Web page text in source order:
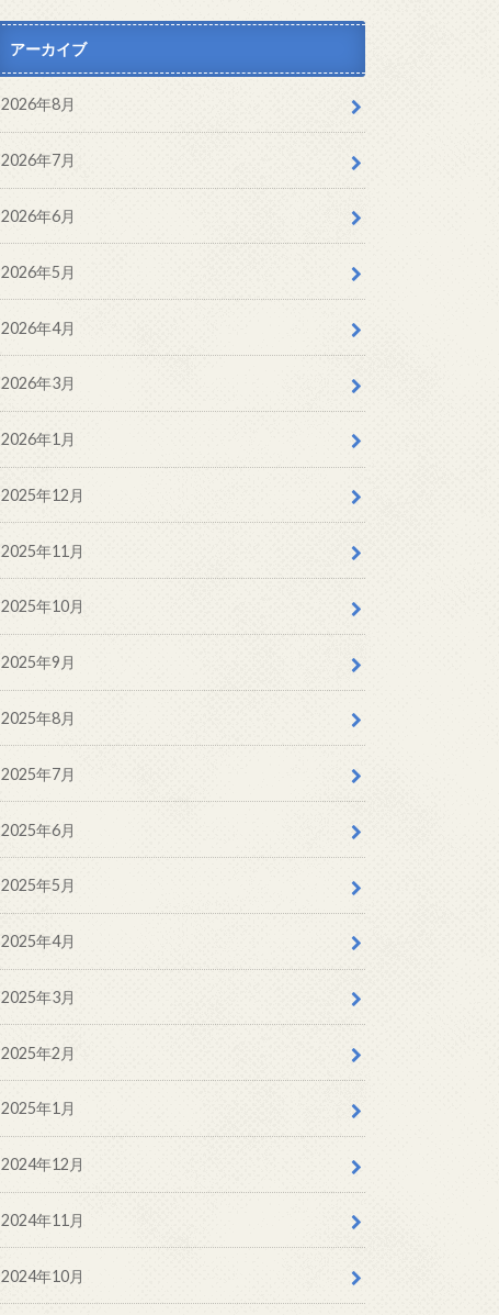
アーカイブ
2026年8月
2026年7月
2026年6月
2026年5月
2026年4月
2026年3月
2026年1月
2025年12月
2025年11月
2025年10月
2025年9月
2025年8月
2025年7月
2025年6月
2025年5月
2025年4月
2025年3月
2025年2月
2025年1月
2024年12月
2024年11月
2024年10月